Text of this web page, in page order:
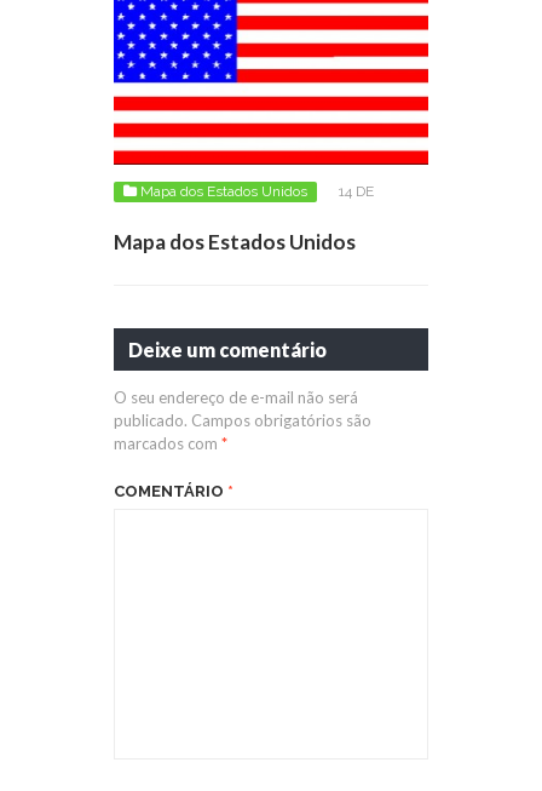
Mapa dos Estados Unidos
14 DE
Mapa dos Estados Unidos
Deixe um comentário
O seu endereço de e-mail não será
publicado. Campos obrigatórios são
marcados com *
COMENTÁRIO *